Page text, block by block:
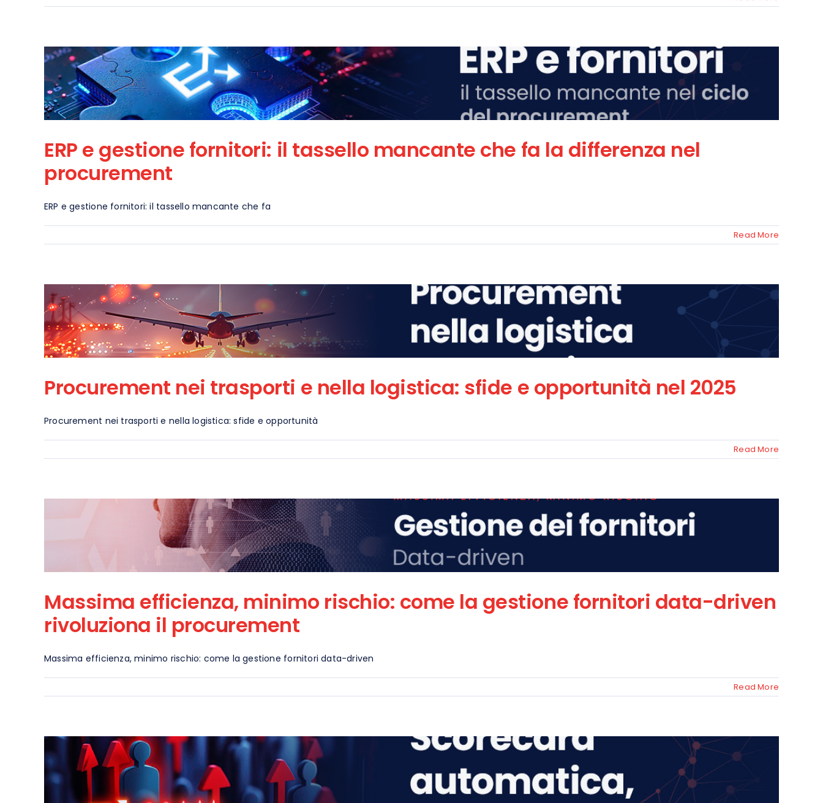
ERP e gestione fornitori: il tassello mancante che fa la differenza nel
procurement
ERP e gestione fornitori: il tassello mancante che fa
Read More
Procurement nei trasporti e nella logistica: sfide e opportunità nel 2025
Procurement nei trasporti e nella logistica: sfide e opportunità
Read More
Massima efficienza, minimo rischio: come la gestione fornitori data-driven
rivoluziona il procurement
Massima efficienza, minimo rischio: come la gestione fornitori data-driven
Read More